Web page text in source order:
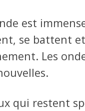
est
se battent
Les
qui restent